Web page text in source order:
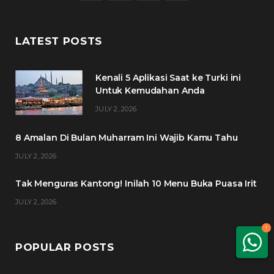
1
c
b
t
a
e
LATEST POSTS
Kenali 5 Aplikasi Saat ke Turki ini
Untuk Kemudahan Anda
JULY 2, 2026
8 Amalan Di Bulan Muharram Ini Wajib Kamu Tahu
JULY 2, 2026
Tak Menguras Kantong! Inilah 10 Menu Buka Puasa Irit
JULY 2, 2026
POPULAR POSTS